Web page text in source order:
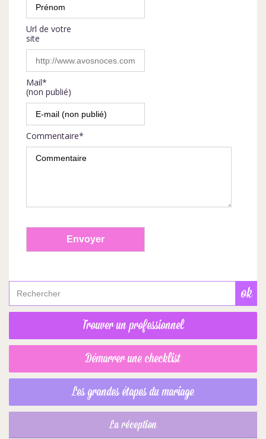
Url de votre
site
Mail*
(non publié)
Commentaire*
Trouver un professionnel
Démarrer une checklist
Les grandes étapes du mariage
La réception